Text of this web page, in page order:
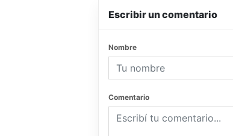
Escribir un comentario
Nombre
Comentario